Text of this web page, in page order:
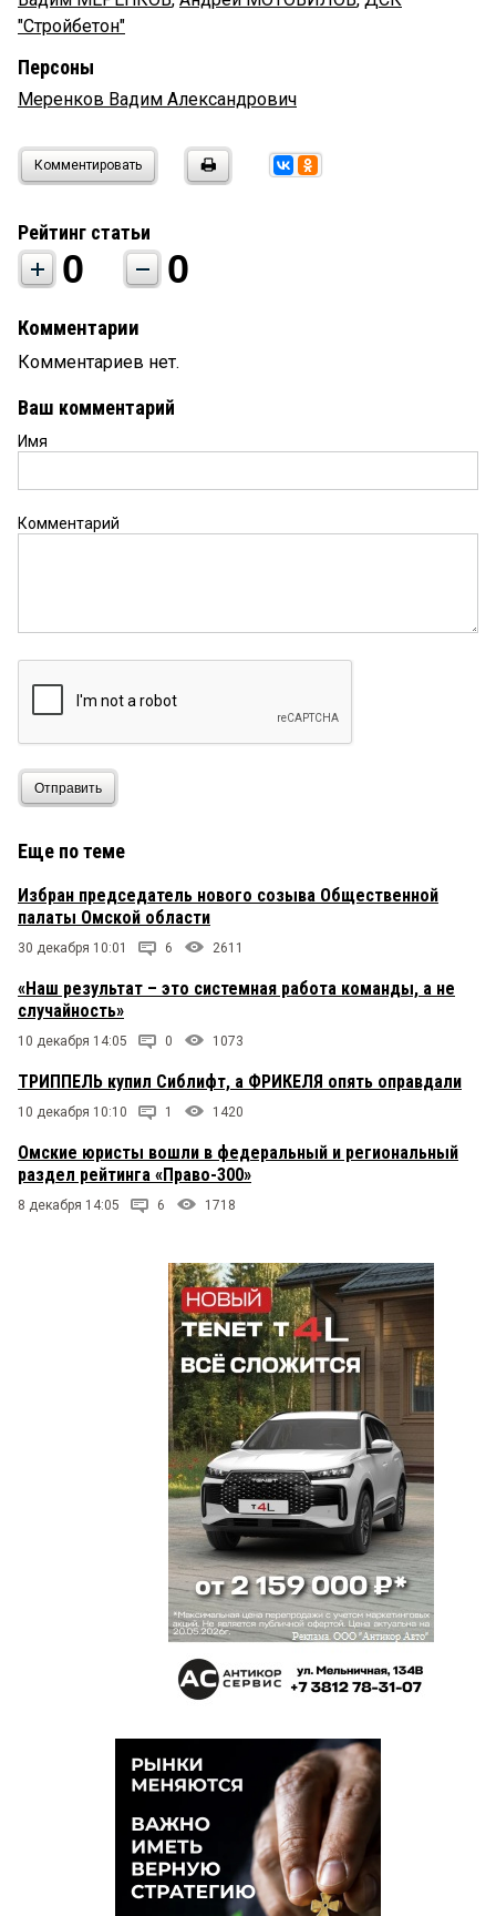
"Стройбетон"
Персоны
Меренков Вадим Александрович
Комментировать
Рейтинг статьи
0 0
Комментарии
Комментариев нет.
Ваш комментарий
Имя
Комментарий
Отправить
Еще по теме
Избран председатель нового созыва Общественной
палаты Омской области
30 декабря 10:01 6 2611
«Наш результат – это системная работа команды, а не
случайность»
10 декабря 14:05 0 1073
ТРИППЕЛЬ купил Сиблифт, а ФРИКЕЛЯ опять оправдали
10 декабря 10:10 1 1420
Омские юристы вошли в федеральный и региональный
раздел рейтинга «Право-300»
8 декабря 14:05 6 1718